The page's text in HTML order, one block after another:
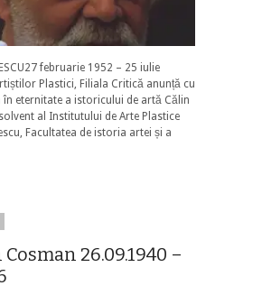
februarie 1952 – 25 iulie
Plastici, Filiala Critică anunță cu
în eternitate a istoricului de artă Călin
al Institutului de Arte Plastice
Facultatea de istoria artei și a
26.09.1940 –